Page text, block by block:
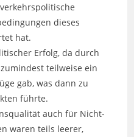
dieses
hat.
Erfolg, da durch
teilweise ein
gab, was dann zu
führte.
auch für Nicht-
waren teils leerer,